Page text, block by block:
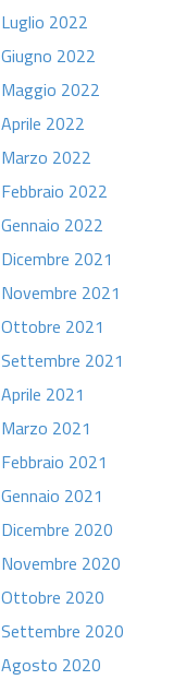
Luglio 2022
Giugno 2022
Maggio 2022
Aprile 2022
Marzo 2022
Febbraio 2022
Gennaio 2022
Dicembre 2021
Novembre 2021
Ottobre 2021
Settembre 2021
Aprile 2021
Marzo 2021
Febbraio 2021
Gennaio 2021
Dicembre 2020
Novembre 2020
Ottobre 2020
Settembre 2020
Agosto 2020